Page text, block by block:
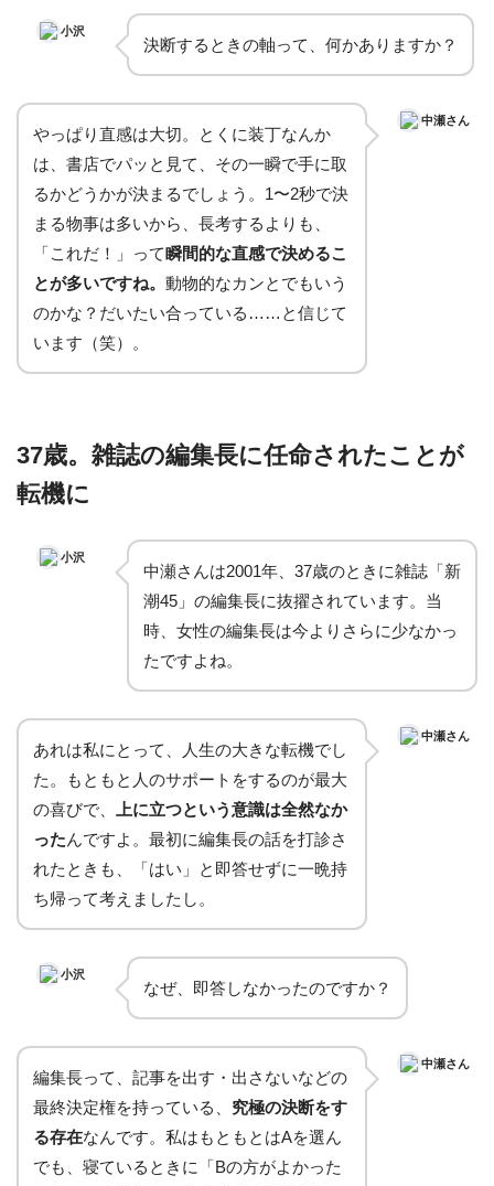
小沢
決断するときの軸って、何かありますか？
やっぱり直感は大切。とくに装丁なんか
は、書店でパッと見て、その一瞬で手に取
るかどうかが決まるでしょう。1〜2秒で決
まる物事は多いから、長考するよりも、
「これだ！」って瞬間的な直感で決めるこ
とが多いですね。 動物的なカンとでもいう
のかな？だいたい合っている……と信じて
います（笑）。
中瀬さん
37歳。雑誌の編集長に任命されたことが
転機に
小沢
中瀬さんは2001年、37歳のときに雑誌「新
潮45」の編集長に抜擢されています。当
時、女性の編集長は今よりさらに少なかっ
たですよね。
あれは私にとって、人生の大きな転機でし
た。もともと人のサポートをするのが最大
の喜びで、
上に立つという意識は全然なか
ったんですよ。最初に編集長の話を打診さ
れたときも、「はい」と即答せずに一晩持
ち帰って考えましたし。
中瀬さん
小沢
なぜ、即答しなかったのですか？
編集長って、記事を出す・出さないなどの
最終決定権を持っている、 究極の決断をす
る存在なんです。私はもともとはAを選ん
でも、寝ているときに「Bの方がよかった
中瀬さん